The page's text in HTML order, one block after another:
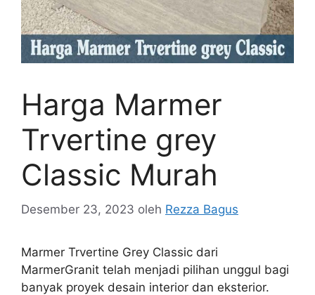
Harga Marmer
Trvertine grey
Classic Murah
Desember 23, 2023 oleh Rezza Bagus
Marmer Trvertine Grey Classic dari
MarmerGranit telah menjadi pilihan unggul bagi
banyak proyek desain interior dan eksterior.